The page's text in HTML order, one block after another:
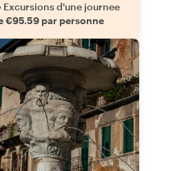
Excursions d'une journee
€95.59 par personne